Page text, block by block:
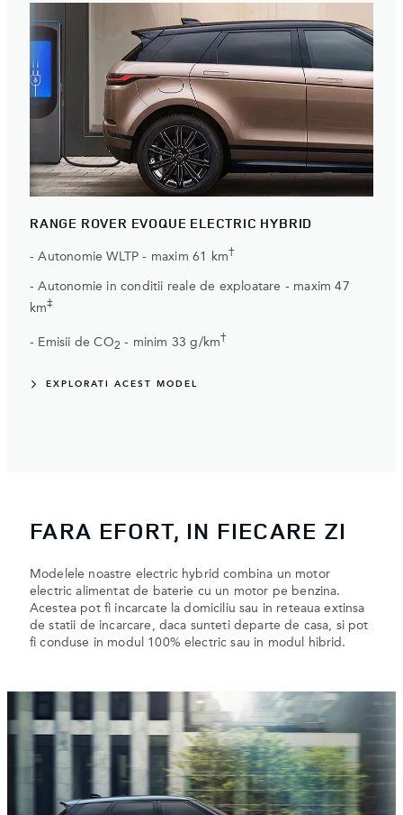
RANGE ROVER EVOQUE ELECTRIC HYBRID
- Autonomie WLTP - maxim 61 km†
- Autonomie in conditii reale de exploatare - maxim 47
km‡
- Emisii de CO2 - minim 33 g/km†
EXPLORATI ACEST MODEL
FARA EFORT, IN FIECARE ZI
Modelele noastre electric hybrid combina un motor
electric alimentat de baterie cu un motor pe benzina.
Acestea pot fi incarcate la domiciliu sau in reteaua extinsa
de statii de incarcare, daca sunteti departe de casa, si pot
fi conduse in modul 100% electric sau in modul hibrid.